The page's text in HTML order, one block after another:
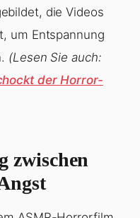
die Videos
um Entspannung
(Lesen Sie auch:
der Horror-
zwischen